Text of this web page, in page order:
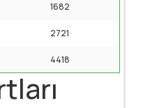
1682
2721
4418